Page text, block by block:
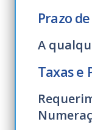
Prazo
A
Taxas e